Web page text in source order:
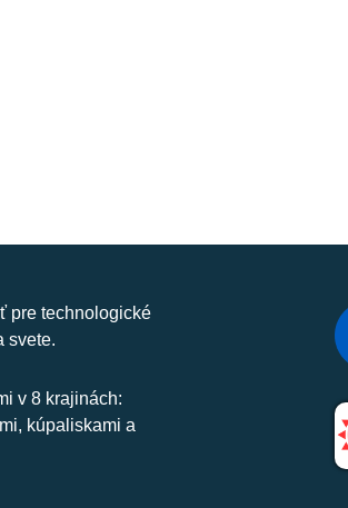
pre technologické
svete.
v 8 krajinách:
kúpaliskami a